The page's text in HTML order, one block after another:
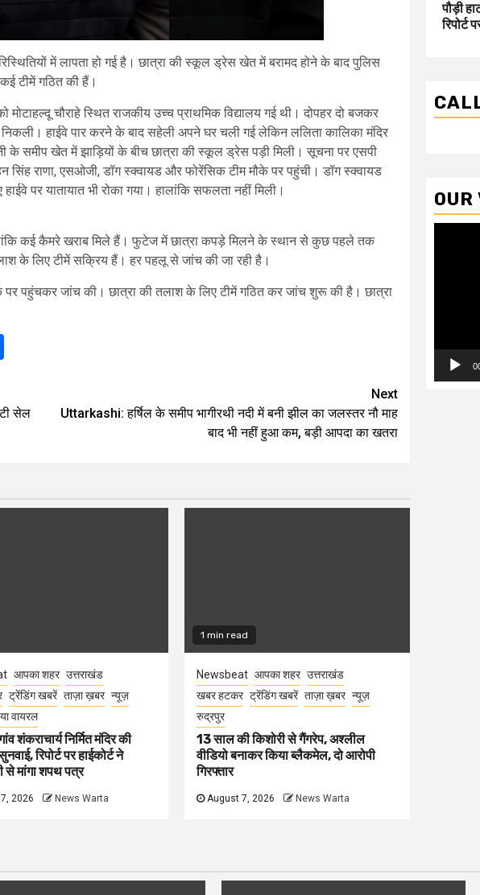
में लापता हो गई है। छात्रा की स्कूल ड्रेस खेत में बरामद होने के बाद पुलिस
टीमें गठित की हैं।
मोटाहल्दू चौराहे स्थित राजकीय उच्च प्राथमिक विद्यालय गई थी। दोपहर दो बजकर
हाईवे पार करने के बाद सहेली अपने घर चली गई लेकिन ललिता कालिका मंदिर
के समीप खेत में झाड़ियों के बीच छात्रा की स्कूल ड्रेस पड़ी मिली। सूचना पर एसपी
राणा, एसओजी, डॉग स्क्वायड और फोरेंसिक टीम मौके पर पहुंची। डॉग स्क्वायड
यातायात भी रोका गया। हालांकि सफलता नहीं मिली।
कई कैमरे खराब मिले हैं। फुटेज में छात्रा कपड़े मिलने के स्थान से कुछ पहले तक
के लिए टीमें सक्रिय हैं। हर पहलू से जांच की जा रही है।
पहुंचकर जांच की। छात्रा की तलाश के लिए टीमें गठित कर जांच शुरू की है। छात्रा
सेल
Next
Uttarkashi: हर्षिल के समीप भागीरथी नदी में बनी झील का जलस्तर नौ माह
बाद भी नहीं हुआ कम, बड़ी आपदा का खतरा
आपका शहर उत्तराखंड
ट्रेंडिंग खबरें ताज़ा ख़बर न्यूज़
वायरल
शंकराचार्य निर्मित मंदिर की
रिपोर्ट पर हाईकोर्ट ने
से मांगा शपथ पत्र
2026 News Warta
1 min read
Newsbeat आपका शहर उत्तराखंड
खबर हटकर ट्रेंडिंग खबरें ताज़ा ख़बर न्यूज़
रुद्रपुर
13 साल की किशोरी से गैंगरेप, अश्लील
वीडियो बनाकर किया ब्लैकमेल, दो आरोपी
गिरफ्तार
August 7, 2026 News Warta
पौड़ी
रिपोर्ट
OUR